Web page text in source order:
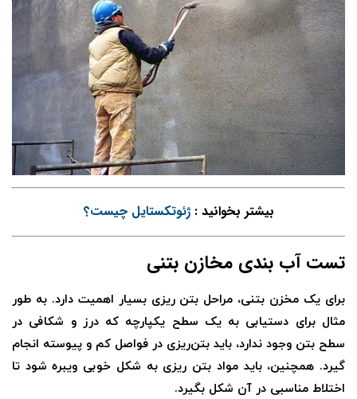
بیشتر بخوانید : ژئوتکستایل چیست؟
تست آب بندی مخازن بتنی
برای یک مخزن بتنی، مراحل بتن ریزی بسیار اهمیت دارد. به طور
مثال برای دستیابی به یک سطح یکپارچه که درز و شکافی در
سطح بتن وجود ندارد، باید بتن‌ریزی در فواصل کم و پیوسته انجام
گیرد. همچنین، باید مواد بتن ریزی به شکل خوبی ویبره شود تا
اختلاط مناسبی در آن شکل بگیرد.